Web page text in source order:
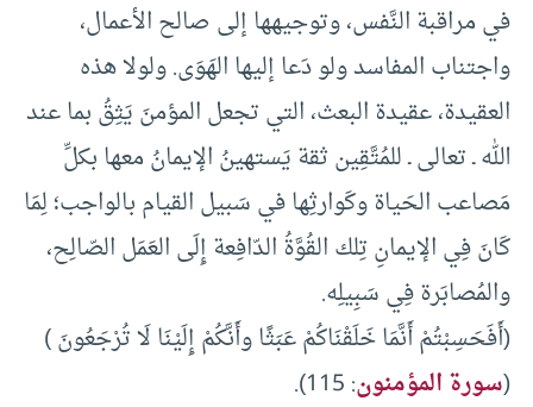
في مراقبة النَّفس، وتوجيهها إلى صالح الأعمال،
واجتناب المفاسد ولو دَعا إليها الهَوَى. ولولا هذه
العقيدة، عقيدة البعث، التي تجعل المؤمنَ يَثِقُ بما عند
الله ـ تعالى ـ للمُتَّقِين ثقة يَستهينُ الإيمانُ معها بكلِّ
مَصاعب الحَياة وكَوارثِها في سَبيل القيام بالواجب؛ لِمَا
كَانَ فِي الإيمانِ تِلك القُوَّةُ الدّافِعة إِلَى العَمَل الصّالِح،
والمُصابَرة فِي سَبِيلِه.
(أَفَحَسِبْتُمْ أَنَّمَا خَلَقْنَاكُمْ عَبَثًا وأَنَّكُمْ إِلَيْنَا لَا تُرْجَعُونَ )
(سورة المؤمنون: 115).